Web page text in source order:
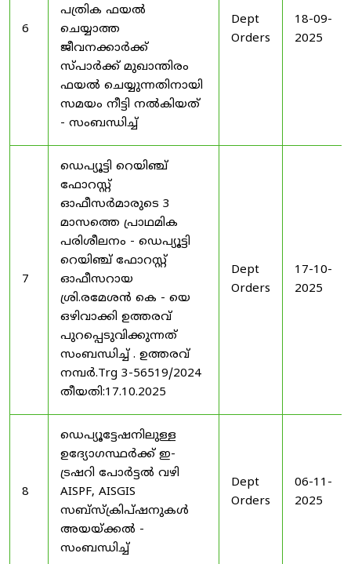
6
പത്രിക ഫയൽ
ചെയ്യാത്ത
ജീവനക്കാർക്ക്
സ്പാർക്ക് മുഖാന്തിരം
ഫയൽ ചെയ്യുന്നതിനായി
സമയം നീട്ടി നൽകിയത്
- സംബന്ധിച്ച്
Dept
Orders
18-09-
2025
7
ഡെപ്യൂട്ടി റെയിഞ്ച്
ഫോറസ്റ്റ്
ഓഫീസർമാരുടെ 3
മാസത്തെ പ്രാഥമിക
പരിശീലനം - ഡെപ്യൂട്ടി
റെയിഞ്ച് ഫോറസ്റ്റ്
ഓഫീസറായ
ശ്രി.രമേശൻ കെ - യെ
ഒഴിവാക്കി ഉത്തരവ്
പുറപ്പെടുവിക്കുന്നത്
സംബന്ധിച്ച് . ഉത്തരവ്
നമ്പർ.Trg 3-56519/2024
തീയതി:17.10.2025
Dept
Orders
17-10-
2025
8
ഡെപ്യൂട്ടേഷനിലുള്ള
ഉദ്യോഗസ്ഥർക്ക് ഇ-
ട്രഷറി പോർട്ടൽ വഴി
AISPF, AISGIS
സബ്‌സ്‌ക്രിപ്‌ഷനുകൾ
അയയ്ക്കൽ -
സംബന്ധിച്ച്
Dept
Orders
06-11-
2025